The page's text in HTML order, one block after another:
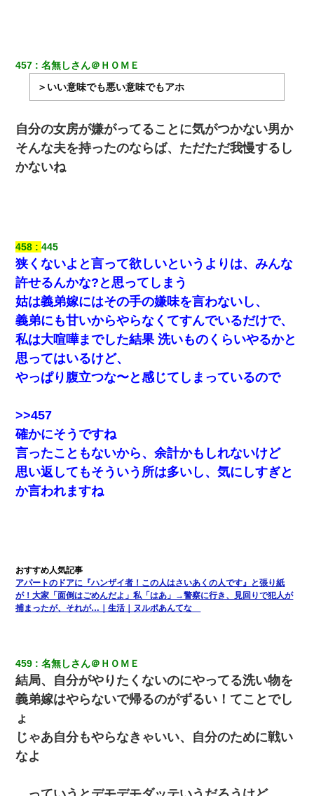
457
名無しさん＠ＨＯＭＥ
＞いい意味でも悪い意味でもアホ
自分の女房が嫌がってることに気がつかない男か
そんな夫を持ったのならば、ただただ我慢するし
かないね
458 445
狭くないよと言って欲しいというよりは、みんな
許せるんかな?と思ってしまう
姑は義弟嫁にはその手の嫌味を言わないし、
義弟にも甘いからやらなくてすんでいるだけで、
私は大喧嘩までした結果 洗いものくらいやるかと
思ってはいるけど、
やっぱり腹立つな〜と感じてしまっているので
>>457
確かにそうですね
言ったこともないから、余計かもしれないけど
思い返してもそういう所は多いし、気にしすぎと
か言われますね
アパートのドアに『ハンザイ者！この人はさいあくの人です』と張り紙
が！大家「面倒はごめんだよ」私「はあ」→警察に行き、見回りで犯人が
捕まったが、それが…｜生活｜ヌルポあんてな
459 名無しさん＠ＨＯＭＥ
結局、自分がやりたくないのにやってる洗い物を
義弟嫁はやらないで帰るのがずるい！てことでし
ょ
じゃあ自分もやらなきゃいい、自分のために戦い
なよ